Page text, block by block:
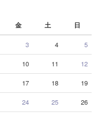
金 土 日
3 4 5
10 11 12
17 18 19
24 25 26